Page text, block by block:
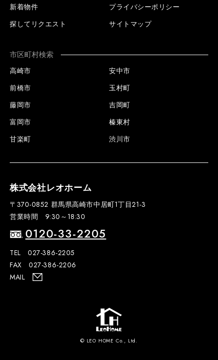
新着物件
探してリクエスト
プライバシーポリシー
サイトマップ
市区町村検索
高崎市
前橋市
藤岡市
富岡市
甘楽町
安中市
玉村町
吉岡町
榛東村
渋川市
株式会社レオホーム
〒370-0852 群馬県高崎市中居町1丁目21-3
営業時間 9:30～18:30
0120-33-2205
TEL 027-386-2205
FAX 027-386-2206
MAIL
© LEO HOME Co., Ltd.